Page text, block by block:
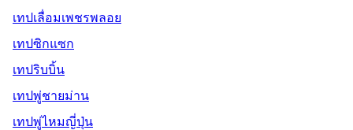
เทปเลื่อมเพชรพลอย
เทปซิกแซก
เทปริบบิ้น
เทปพู่ชายม่าน
เทปพู่ไหมญี่ปุ่น